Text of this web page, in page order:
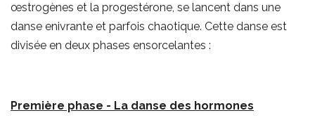
œstrogènes et la progestérone, se lancent dans une
danse enivrante et parfois chaotique. Cette danse est
divisée en deux phases ensorcelantes :
Première phase - La danse des hormones